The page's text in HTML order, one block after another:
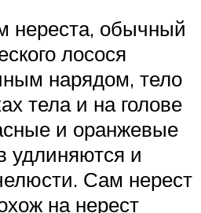
нереста, обычный
лосося
нарядом, тело
тела и на голове
и оранжевые
удлиняются и
Сам нерест
на нерест